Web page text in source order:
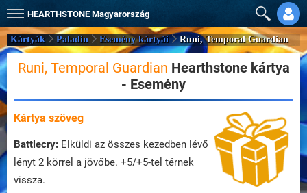
HEARTHSTONE Magyarország
Kártyák Paladin Esemény kártyái Runi, Temporal Guardian
Runi, Temporal Guardian Hearthstone kártya
- Esemény
Kártya szöveg
Battlecry: Elküldi az összes kezedben lévő
lényt 2 körrel a jövőbe. +5/+5-tel térnek
vissza.